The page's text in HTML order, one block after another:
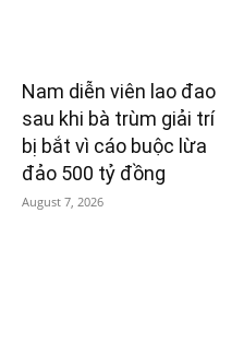
Nam diễn viên lao đao
sau khi bà trùm giải trí
bị bắt vì cáo buộc lừa
đảo 500 tỷ đồng
August 7, 2026